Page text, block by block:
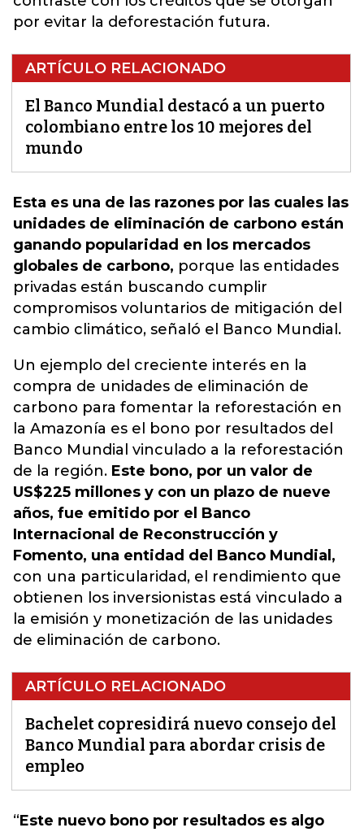
por evitar la deforestación futura.
ARTÍCULO RELACIONADO
El Banco Mundial destacó a un puerto
colombiano entre los 10 mejores del
mundo
Esta es una de las razones por las cuales las
unidades de eliminación de carbono están
ganando popularidad en los mercados
globales de carbono, porque las entidades
privadas están buscando cumplir
compromisos voluntarios de mitigación del
cambio climático, señaló el Banco Mundial.
Un ejemplo del creciente interés en la
compra de unidades de eliminación de
carbono para fomentar la reforestación en
la Amazonía es el bono por resultados del
Banco Mundial vinculado a la reforestación
de la región. Este bono, por un valor de
US$225 millones y con un plazo de nueve
años, fue emitido por el Banco
Internacional de Reconstrucción y
Fomento, una entidad del Banco Mundial,
con una particularidad, el rendimiento que
obtienen los inversionistas está vinculado a
la emisión y monetización de las unidades
de eliminación de carbono.
ARTÍCULO RELACIONADO
Bachelet copresidirá nuevo consejo del
Banco Mundial para abordar crisis de
empleo
“Este nuevo bono por resultados es algo